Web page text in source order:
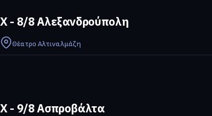
- 8/8 Αλεξανδρούπολη
Θέατρο Αλτιναλμάζη
- 9/8 Ασπροβάλτα